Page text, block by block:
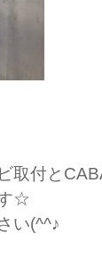
取付と
☆
い(^^♪